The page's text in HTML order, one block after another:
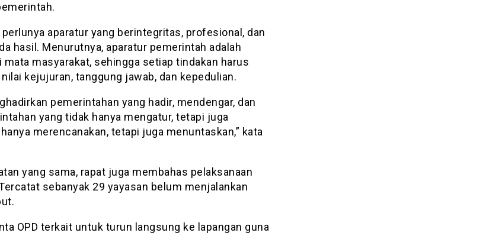
perlunya aparatur yang berintegritas, profesional, dan
hasil. Menurutnya, aparatur pemerintah adalah
mata masyarakat, sehingga setiap tindakan harus
kejujuran, tanggung jawab, dan kepedulian.
pemerintahan yang hadir, mendengar, dan
yang tidak hanya mengatur, tetapi juga
merencanakan, tetapi juga menuntaskan,” kata
yang sama, rapat juga membahas pelaksanaan
sebanyak 29 yayasan belum menjalankan
OPD terkait untuk turun langsung ke lapangan guna